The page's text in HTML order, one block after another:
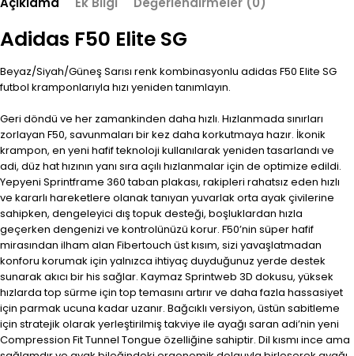
Adidas F50 Elite SG
Beyaz/Siyah/Güneş Sarısı renk kombinasyonlu adidas F50 Elite SG
futbol kramponlarıyla hızı yeniden tanımlayın.
Geri döndü ve her zamankinden daha hızlı. Hızlanmada sınırları
zorlayan F50, savunmaları bir kez daha korkutmaya hazır. İkonik
krampon, en yeni hafif teknoloji kullanılarak yeniden tasarlandı ve
adi, düz hat hızının yanı sıra açılı hızlanmalar için de optimize edildi.
Yepyeni Sprintframe 360 ​​taban plakası, rakipleri rahatsız eden hızlı
ve kararlı hareketlere olanak tanıyan yuvarlak orta ayak çivilerine
sahipken, dengeleyici dış topuk desteği, boşluklardan hızla
geçerken dengenizi ve kontrolünüzü korur. F50’nin süper hafif
mirasından ilham alan Fibertouch üst kısım, sizi yavaşlatmadan
konforu korumak için yalnızca ihtiyaç duyduğunuz yerde destek
sunarak akıcı bir his sağlar. Kaymaz Sprintweb 3D dokusu, yüksek
hızlarda top sürme için top temasını artırır ve daha fazla hassasiyet
için parmak ucuna kadar uzanır. Bağcıklı versiyon, üstün sabitleme
için stratejik olarak yerleştirilmiş takviye ile ayağı saran adi’nin yeni
Compression Fit Tunnel Tongue özelliğine sahiptir. Dil kısmı ince ama